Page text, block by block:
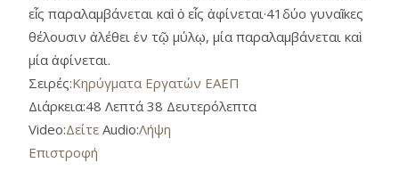
εἷς παραλαμβάνεται καὶ ὁ εἷς ἀφίνεται·41δύο γυναῖκες
θέλουσιν ἀλέθει ἐν τῷ μύλῳ, μία παραλαμβάνεται καὶ
μία ἀφίνεται.
Σειρές:Κηρύγματα Εργατών ΕΑΕΠ
Διάρκεια:48 Λεπτά 38 Δευτερόλεπτα
Video:Δείτε Audio:Λήψη
Επιστροφή